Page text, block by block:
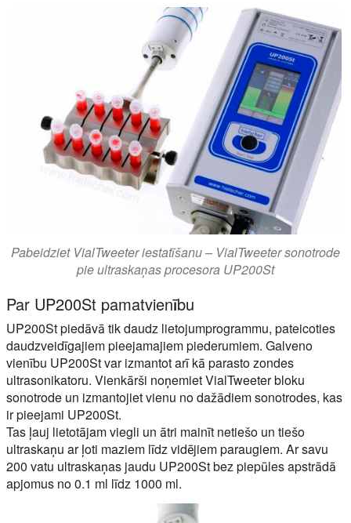
Pabeidziet VialTweeter iestatīšanu – VialTweeter sonotrode
pie ultraskaņas procesora UP200St
Par UP200St pamatvienību
UP200St piedāvā tik daudz lietojumprogrammu, pateicoties
daudzveidīgajiem pieejamajiem piederumiem. Galveno
vienību UP200St var izmantot arī kā parasto zondes
ultrasonikatoru. Vienkārši noņemiet VialTweeter bloku
sonotrode un izmantojiet vienu no dažādiem sonotrodes, kas
ir pieejami UP200St.
Tas ļauj lietotājam viegli un ātri mainīt netiešo un tiešo
ultraskaņu ar ļoti maziem līdz vidējiem paraugiem. Ar savu
200 vatu ultraskaņas jaudu UP200St bez piepūles apstrādā
apjomus no 0.1 ml līdz 1000 ml.